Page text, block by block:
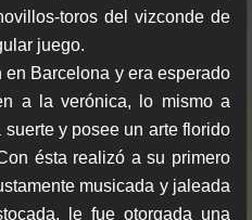
toros del vizconde de
juego.
Barcelona y era esperado
a la verónica, lo mismo a
y posee un arte florido
ésta realizó a su primero
musicada y jaleada
le fue otorgada una